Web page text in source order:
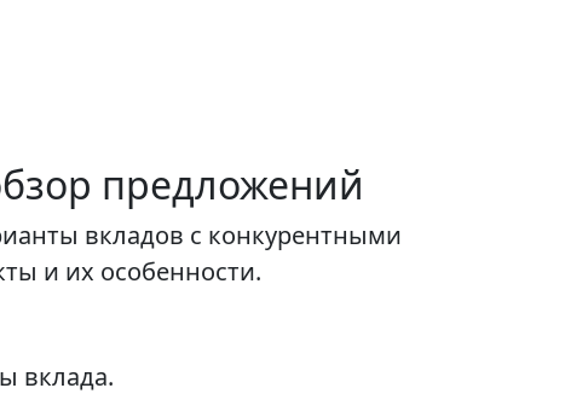
предложений
вкладов с конкурентными
и их особенности.
вклада.